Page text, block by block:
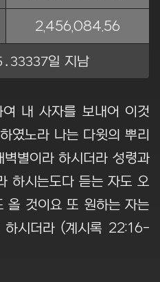
2,456,084.56
일 지남
내 사자를 보내어 이것
였노라 나는 다윗의 뿌리
별이라 하시더라 성령과
하시는도다 듣는 자도 오
올 것이요 또 원하는 자는
하시더라 (계시록 22:16-